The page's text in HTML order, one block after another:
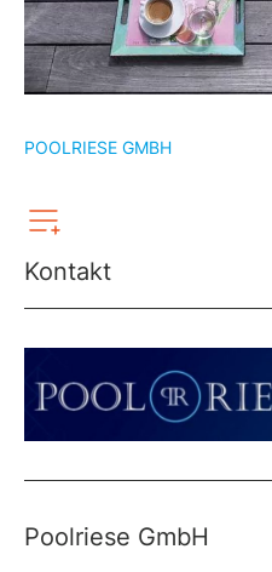
POOLRIESE GMBH
Kontakt
Poolriese GmbH